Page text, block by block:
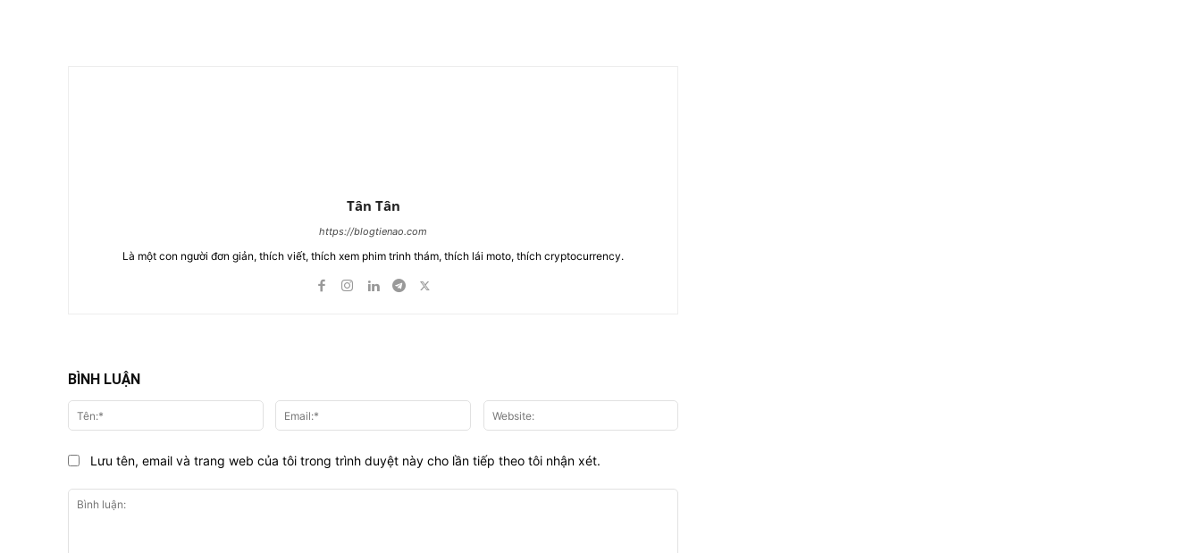
Tân Tân
https://blogtienao.com
Là một con người đơn giản, thích viết, thích xem phim trinh thám, thích lái moto, thích cryptocurrency.
BÌNH LUẬN
Tên:* Email:*
Lưu tên, email và trang web của tôi trong trình duyệt này cho lần tiếp theo tôi nhận xét.